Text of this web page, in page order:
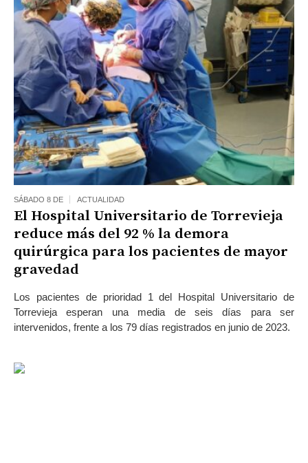
SÁBADO 8 DE ACTUALIDAD
El Hospital Universitario de Torrevieja
reduce más del 92 % la demora
quirúrgica para los pacientes de mayor
gravedad
Los pacientes de prioridad 1 del Hospital Universitario de
Torrevieja esperan una media de seis días para ser
intervenidos, frente a los 79 días registrados en junio de 2023.